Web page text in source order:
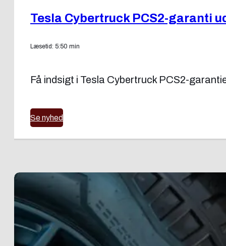
Tesla Cybertruck PCS2-garanti
Læsetid: 5:50 min
Få indsigt i Tesla Cybertruck PCS2-
Se nyhed